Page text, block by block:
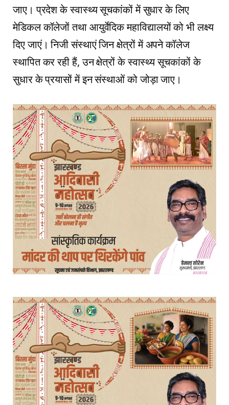
जाए। प्रदेश के स्वास्थ्य सूचकांकों में सुधार के लिए
मेडिकल कॉलेजों तथा आयुर्वेदिक महाविद्यालयों को भी लक्ष्य
दिए जाएं। निजी संस्थाएं जिन क्षेत्रों में अपने कॉलेज
स्थापित कर रही हैं, उन क्षेत्रों के स्वास्थ्य सूचकांकों के
सुधार के प्रयासों में इन संस्थाओं को जोड़ा जाए।